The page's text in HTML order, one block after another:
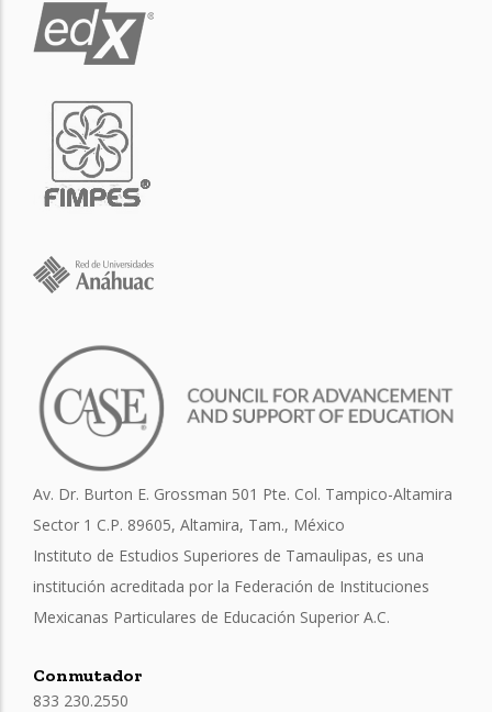
Av. Dr. Burton E. Grossman 501 Pte. Col. Tampico-Altamira
Sector 1 C.P. 89605, Altamira, Tam., México
Instituto de Estudios Superiores de Tamaulipas, es una
institución acreditada por la Federación de Instituciones
Mexicanas Particulares de Educación Superior A.C.
Conmutador
833 230.2550